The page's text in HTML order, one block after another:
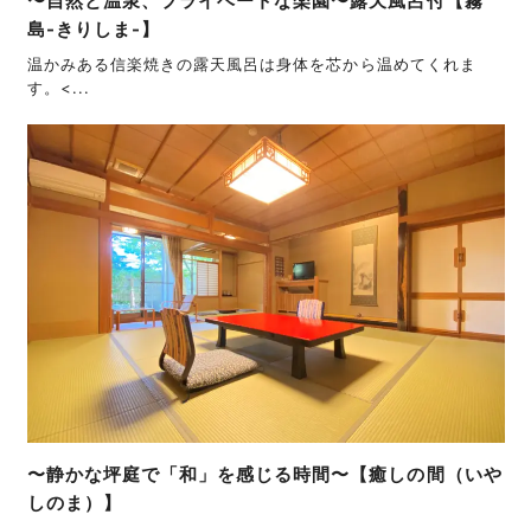
島-きりしま-】
温かみある信楽焼きの露天風呂は身体を芯から温めてくれま
す。<...
〜静かな坪庭で「和」を感じる時間〜【癒しの間（いや
しのま）】